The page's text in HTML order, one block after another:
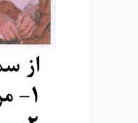
ادامه
مجدد
جلسه
پرسش
پاسخ۱۲٫۵Mb